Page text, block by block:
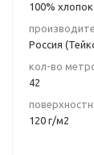
100% хлопок
Россия
кол-во
42
120 г/м2